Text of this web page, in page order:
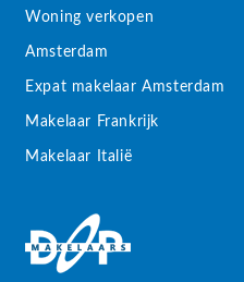
Woning verkopen
Amsterdam
Expat makelaar Amsterdam
Makelaar Frankrijk
Makelaar Italië